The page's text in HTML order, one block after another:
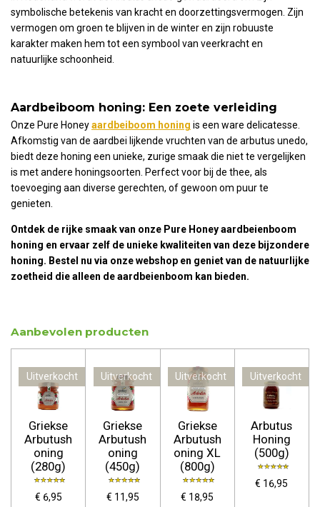
symbolische betekenis van kracht en doorzettingsvermogen. Zijn
vermogen om groen te blijven in de winter en zijn robuuste
karakter maken hem tot een symbool van veerkracht en
natuurlijke schoonheid.
Aardbeiboom honing: Een zoete verleiding
Onze Pure Honeyaardbeiboom honing is een ware delicatesse.
Afkomstig van de aardbei lijkende vruchten van de arbutus unedo,
biedt deze honing een unieke, zurige smaak die niet te vergelijken
is met andere honingsoorten. Perfect voor bij de thee, als
toevoeging aan diverse gerechten, of gewoon om puur te
genieten.
Ontdek de rijke smaak van onze Pure Honeyaardbeienboom
honing en ervaar zelf de unieke kwaliteiten van deze bijzondere
honing. Bestel nu via onze webshop en geniet van de natuurlijke
zoetheid die alleen deaardbeienboom kan bieden.
Aanbevolen producten
Uitverkocht
Griekse
Arbutush
oning
(280g)
€ 6,95
Uitverkocht
Griekse
Arbutush
oning
(450g)
€ 11,95
Uitverkocht
Griekse
Arbutush
oning XL
(800g)
€ 18,95
Uitverkocht
Arbutus
Honing
(500g)
€ 16,95